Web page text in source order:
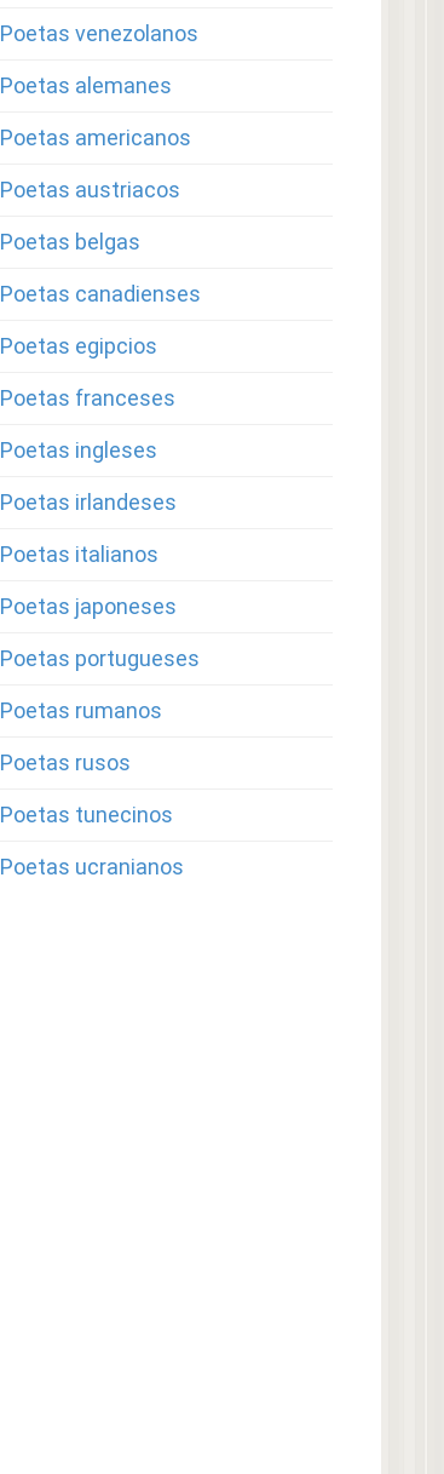
Poetas venezolanos
Poetas alemanes
Poetas americanos
Poetas austriacos
Poetas belgas
Poetas canadienses
Poetas egipcios
Poetas franceses
Poetas ingleses
Poetas irlandeses
Poetas italianos
Poetas japoneses
Poetas portugueses
Poetas rumanos
Poetas rusos
Poetas tunecinos
Poetas ucranianos